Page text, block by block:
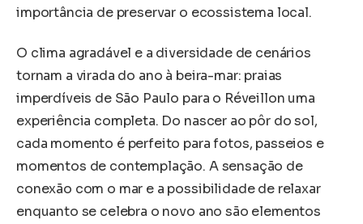
importância de preservar o ecossistema local.
O clima agradável e a diversidade de cenários
tornam a virada do ano à beira-mar: praias
imperdíveis de São Paulo para o Réveillon uma
experiência completa. Do nascer ao pôr do sol,
cada momento é perfeito para fotos, passeios e
momentos de contemplação. A sensação de
conexão com o mar e a possibilidade de relaxar
enquanto se celebra o novo ano são elementos